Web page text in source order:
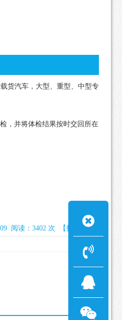
货汽车，大型、重型、中型专
，并将体检结果按时交回所在
阅读：3402 次 【打印此页】